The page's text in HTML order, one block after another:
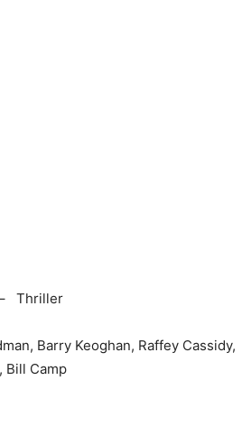
Thriller
Barry Keoghan, Raffey Cassidy,
Bill Camp